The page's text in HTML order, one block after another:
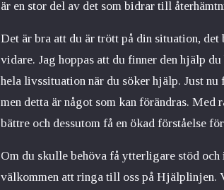
är en stor del av det som bidrar till
Det är bra att du är trött på din situation,
vidare. Jag hoppas att du finner den hjälp
hela livssituation när du söker hjälp. Just
men detta är något som kan förändras. Med
bättre och dessutom få en ökad förståelse
Om du skulle behöva få ytterligare stöd
välkommen att ringa till oss på Hjälplinjen.